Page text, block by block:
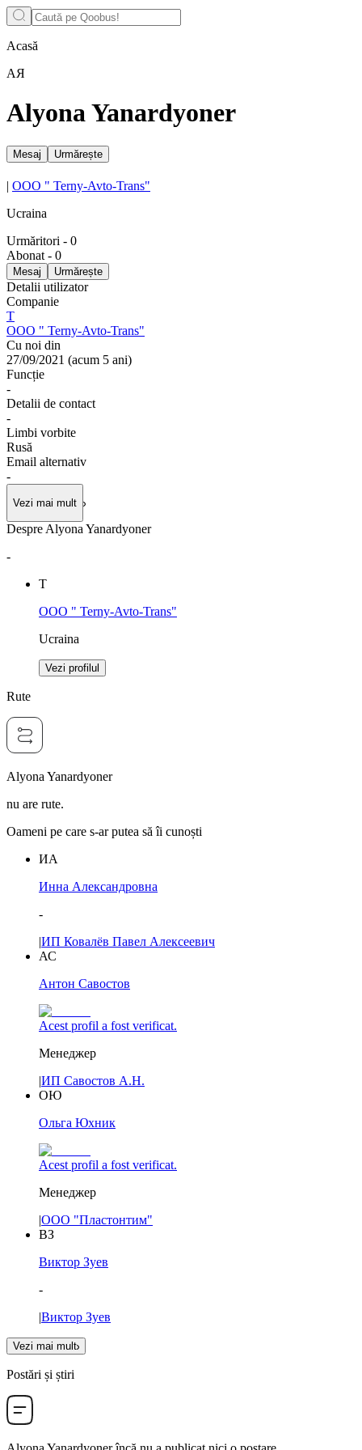
Acasă
АЯ
Alyona Yanardyoner
Mesaj Urmărește
| OOO " Terny-Avto-Trans"
Ucraina
Urmăritori - 0
Abonat - 0
Mesaj Urmărește
Detalii utilizator
Companie
Т
OOO " Terny-Avto-Trans"
Cu noi din
27/09/2021 (acum 5 ani)
Funcție
-
Detalii de contact
-
Limbi vorbite
Rusă
Email alternativ
-
Vezi mai mult
Despre Alyona Yanardyoner
-
Т
OOO " Terny-Avto-Trans"
Ucraina
Vezi profilul
Rute
Alyona Yanardyoner
nu are rute.
Oameni pe care s-ar putea să îi cunoști
ИА
Инна Александровна
-
|ИП Ковалёв Павел Алексеевич
АС
Антон Савостов
Acest profil a fost verificat.
Менеджер
|ИП Савостов А.Н.
ОЮ
Ольга Юхник
Acest profil a fost verificat.
Менеджер
|ООО "Пластонтим"
ВЗ
Виктор Зуев
-
|Виктор Зуев
Vezi mai mult
Postări și știri